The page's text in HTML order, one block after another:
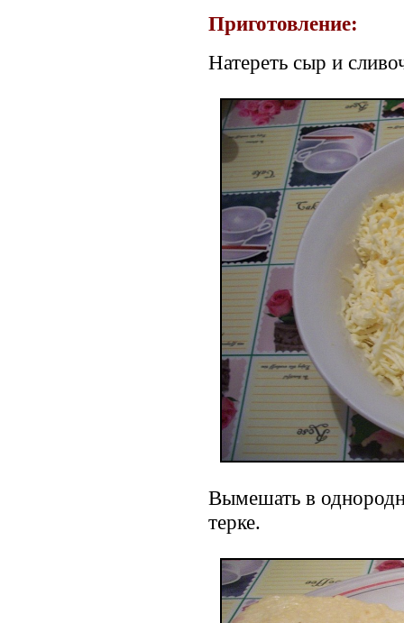
Приготовление:
Натереть сыр и
Вымешать в
терке.